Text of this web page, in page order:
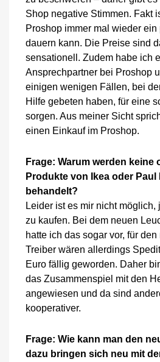
Shop negative Stimmen. Fakt
Proshop immer mal wieder ein
dauern kann. Die Preise sind
sensationell. Zudem habe ich
Ansprechpartner bei Proshop
einigen wenigen Fällen, bei
Hilfe gebeten haben, für eine
sorgen. Aus meiner Sicht
einen Einkauf im Proshop.
Frage: Warum werden keine
Produkte von Ikea oder Paul
behandelt?
Leider ist es mir nicht
zu kaufen. Bei dem neuen
hatte ich das sogar vor, für
Treiber wären allerdings
Euro fällig geworden. Daher
das Zusammenspiel mit den
angewiesen und da sind
kooperativer.
Frage: Wie kann man den
dazu bringen sich neu mit